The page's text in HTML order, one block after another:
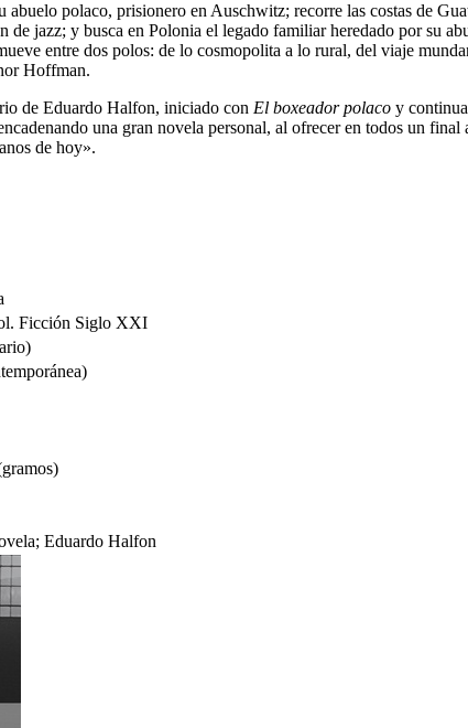
polaco, prisionero en Auschwitz; recorre las costas de
jazz; y busca en Polonia el legado familiar heredado por su
entre dos polos: de lo cosmopolita a lo rural, del viaje
Hoffman.
de Eduardo Halfon, iniciado con El boxeador polaco y
una gran novela personal, al ofrecer en todos un
de hoy».
Ficción Siglo XXI
Eduardo Halfon